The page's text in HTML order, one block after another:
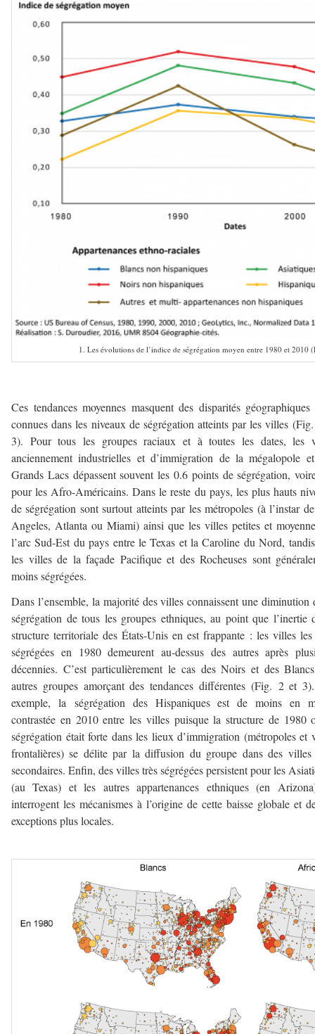
1. Les évolutions de l’indice de ségrégation moyen entre 1980 et
Ces tendances moyennes masquent des disparités
connues dans les niveaux de ségrégation atteints par les villes
3). Pour tous les groupes raciaux et à toutes les dates, les
anciennement industrielles et d’immigration de la mégalopole
Grands Lacs dépassent souvent les 0.6 points de ségrégation,
pour les Afro-Américains. Dans le reste du pays, les plus hauts
de ségrégation sont surtout atteints par les métropoles (à l’instar
Angeles, Atlanta ou Miami) ainsi que les villes petites et
l’arc Sud-Est du pays entre le Texas et la Caroline du Nord,
les villes de la façade Pacifique et des Rocheuses sont
moins ségrégées.
Dans l’ensemble, la majorité des villes connaissent une diminution
ségrégation de tous les groupes ethniques, au point que l’inertie
structure territoriale des États-Unis en est frappante : les villes
ségrégées en 1980 demeurent au-dessus des autres après
décennies. C’est particulièrement le cas des Noirs et des
autres groupes amorçant des tendances différentes (Fig. 2 et
exemple, la ségrégation des Hispaniques est de moins en
contrastée en 2010 entre les villes puisque la structure de 1980
ségrégation était forte dans les lieux d’immigration (métropoles et
frontalières) se délite par la diffusion du groupe dans des villes
secondaires. Enfin, des villes très ségrégées persistent pour les
(au Texas) et les autres appartenances ethniques (en
interrogent les mécanismes à l’origine de cette baisse globale et
exceptions plus locales.